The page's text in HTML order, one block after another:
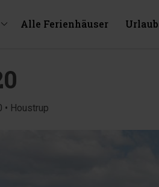
Alle Ferienhäuser
• Houstrup